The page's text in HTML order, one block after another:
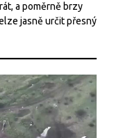
a poměrně brzy
jasně určit přesný